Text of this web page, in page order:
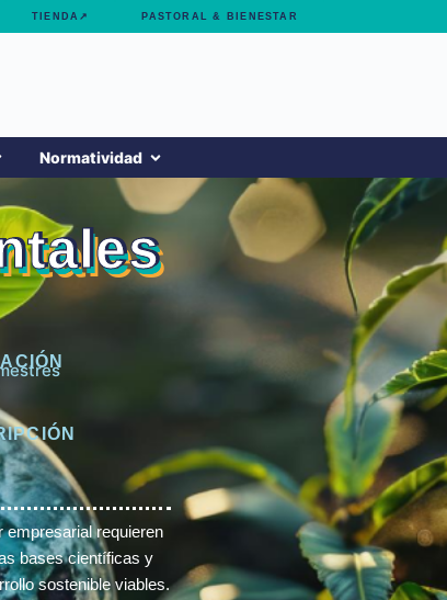
TIENDA↗ PASTORAL & BIENESTAR
Normatividad
empresarial requieren
bases científicas y
sostenible viables.